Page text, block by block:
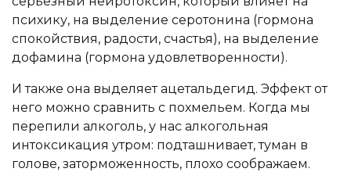
психику, на выделение серотонина (гормона
спокойствия, радости, счастья), на выделение
дофамина (гормона удовлетворенности).
И также она выделяет ацетальдегид. Эффект от
него можно сравнить с похмельем. Когда мы
перепили алкоголь, у нас алкогольная
интоксикация утром: подташнивает, туман в
голове, заторможенность, плохо соображаем.